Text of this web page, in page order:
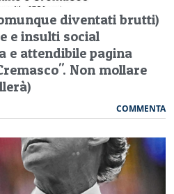
diventati brutti)
e insulti social
e attendibile pagina
Non mollare
COMMENTA